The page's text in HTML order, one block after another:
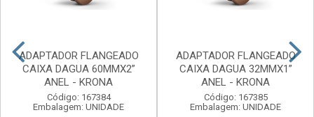
ADAPTADOR FLANGEADO
CAIXA DAGUA 60MMX2”
ANEL - KRONA
Código: 167384
Embalagem: UNIDADE
ADAPTADOR FLANGEADO
CAIXA DAGUA 32MMX1”
ANEL - KRONA
Código: 167385
Embalagem: UNIDADE